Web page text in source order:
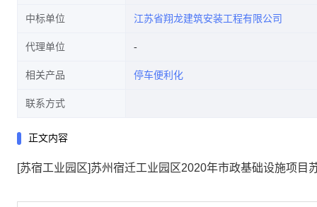
中标单位 江苏省翔龙建筑安装工程有限公司
代理单位
相关产品 停车便利化
联系方式
正文内容
[苏宿工业园区]苏州宿迁工业园区2020年市政基础设施项目